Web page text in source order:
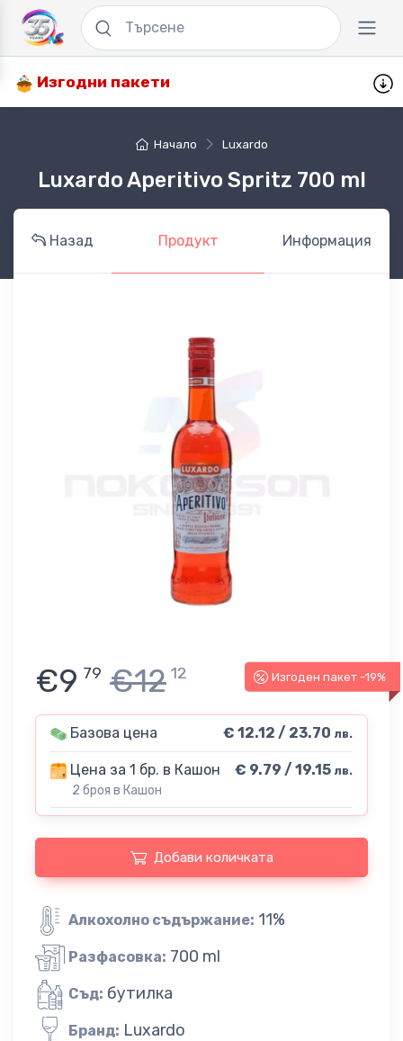
Изгодни пакети
Начало Luxardo
Luxardo Aperitivo Spritz 700 ml
Назад Продукт Информация
Изгоден пакет -19%
€9 79 €12 12
Базова цена € 12.12 / 23.70 лв.
Цена за 1 бр. в Кашон
2 броя в Кашон
€ 9.79 / 19.15 лв.
Добави количката
Алкохолно съдържание: 11%
Разфасовка: 700 ml
Съд: бутилка
Бранд: Luxardo